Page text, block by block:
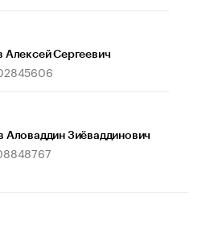
Алексей Сергеевич
Аловаддин Зиёваддинович